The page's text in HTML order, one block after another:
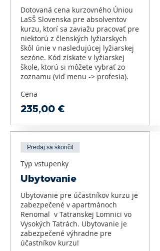
Dotovaná cena kurzovného Úniou
LaSŠ Slovenska pre absolventov
kurzu, ktorí sa zaviažu pracovať pre
niektorú z členských lyžiarskych
škôl únie v nasledujúcej lyžiarskej
sezóne. Kód získate v lyžiarskej
škole, ktorú si môžete vybrať zo
zoznamu (viď menu -> profesia).
Cena
235,00 €
Predaj sa skončil
Typ vstupenky
Ubytovanie
Ubytovanie pre účastníkov kurzu je
zabezpečené v apartmánoch
Renomal  v Tatranskej Lomnici vo
Vysokých Tatrách. Ubytovanie je
zabezpečené výhradne pre
účastníkov kurzu!